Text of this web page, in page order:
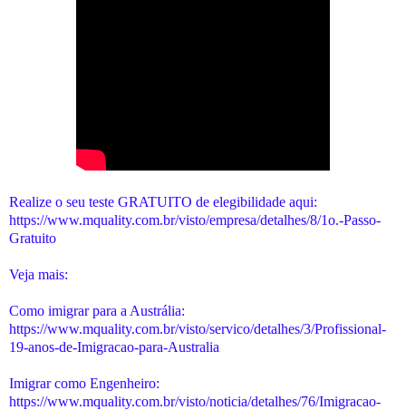
Realize o seu teste GRATUITO de elegibilidade aqui:
https://www.mquality.com.br/visto/empresa/detalhes/8/1o.-Passo-
Gratuito
Veja mais:
Como imigrar para a Austrália:
https://www.mquality.com.br/visto/servico/detalhes/3/Profissional-
19-anos-de-Imigracao-para-Australia
Imigrar como Engenheiro:
https://www.mquality.com.br/visto/noticia/detalhes/76/Imigracao-